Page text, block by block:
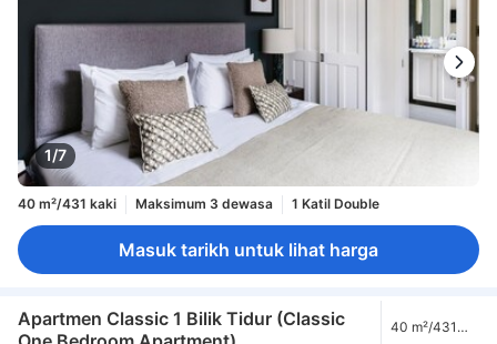
1/7
40 m²/431 kaki Maksimum 3 dewasa 1 Katil Double
Masuk tarikh untuk lihat harga
Apartmen Classic 1 Bilik Tidur (Classic
40 m²/431